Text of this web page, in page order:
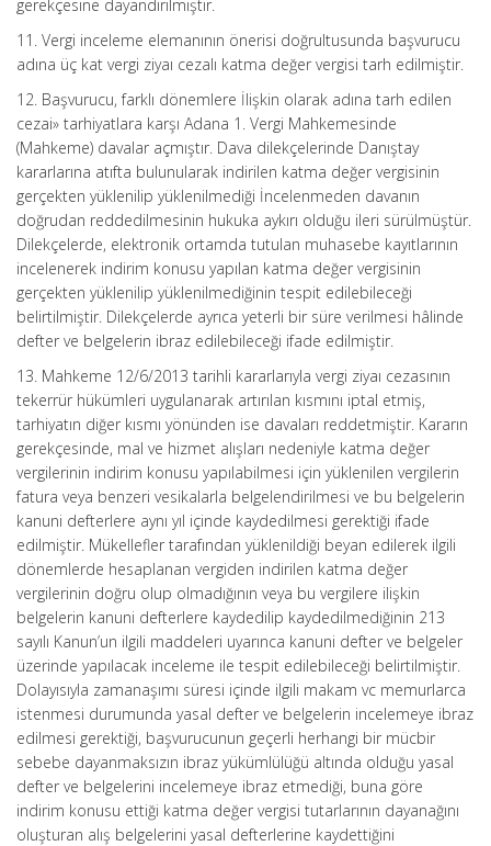
gerekçesine dayandırılmıştır.
11. Vergi inceleme elemanının önerisi doğrultusunda başvurucu
adına üç kat vergi ziyaı cezalı katma değer vergisi tarh edilmiştir.
12. Başvurucu, farklı dönemlere İlişkin olarak adına tarh edilen
cezai» tarhiyatlara karşı Adana 1. Vergi Mahkemesinde
(Mahkeme) davalar açmıştır. Dava dilekçelerinde Danıştay
kararlarına atıfta bulunularak indirilen katma değer vergisinin
gerçekten yüklenilip yüklenilmediği İncelenmeden davanın
doğrudan reddedilmesinin hukuka aykırı olduğu ileri sürülmüştür.
Dilekçelerde, elektronik ortamda tutulan muhasebe kayıtlarının
incelenerek indirim konusu yapılan katma değer vergisinin
gerçekten yüklenilip yüklenilmediğinin tespit edilebileceği
belirtilmiştir. Dilekçelerde ayrıca yeterli bir süre verilmesi hâlinde
defter ve belgelerin ibraz edilebileceği ifade edilmiştir.
13. Mahkeme 12/6/2013 tarihli kararlarıyla vergi ziyaı cezasının
tekerrür hükümleri uygulanarak artırılan kısmını iptal etmiş,
tarhiyatın diğer kısmı yönünden ise davaları reddetmiştir. Kararın
gerekçesinde, mal ve hizmet alışları nedeniyle katma değer
vergilerinin indirim konusu yapılabilmesi için yüklenilen vergilerin
fatura veya benzeri vesikalarla belgelendirilmesi ve bu belgelerin
kanuni defterlere aynı yıl içinde kaydedilmesi gerektiği ifade
edilmiştir. Mükellefler tarafından yüklenildiği beyan edilerek ilgili
dönemlerde hesaplanan vergiden indirilen katma değer
vergilerinin doğru olup olmadığının veya bu vergilere ilişkin
belgelerin kanuni defterlere kaydedilip kaydedilmediğinin 213
sayılı Kanun’un ilgili maddeleri uyarınca kanuni defter ve belgeler
üzerinde yapılacak inceleme ile tespit edilebileceği belirtilmiştir.
Dolayısıyla zamanaşımı süresi içinde ilgili makam vc memurlarca
istenmesi durumunda yasal defter ve belgelerin incelemeye ibraz
edilmesi gerektiği, başvurucunun geçerli herhangi bir mücbir
sebebe dayanmaksızın ibraz yükümlülüğü altında olduğu yasal
defter ve belgelerini incelemeye ibraz etmediği, buna göre
indirim konusu ettiği katma değer vergisi tutarlarının dayanağını
oluşturan alış belgelerini yasal defterlerine kaydettiğini